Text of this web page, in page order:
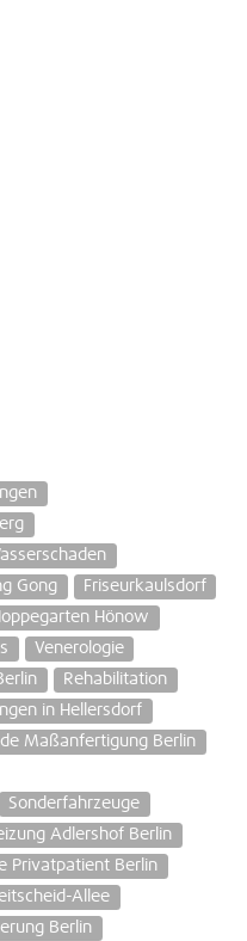
Gong
Friseurkaulsdorf
Hönow
Venerologie
Rehabilitation
in Hellersdorf
Maßanfertigung Berlin
Sonderfahrzeuge
Adlershof Berlin
Privatpatient Berlin
Allee
Berlin